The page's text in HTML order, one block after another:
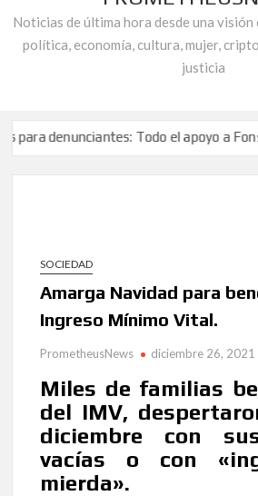
Noticias de última hora desde una
política, economía, cultura, mujer,
justicia
Todo el apoyo a Fonsi Loaiza
La asociación «Alianza Contra la
SOCIEDAD
Amarga Navidad para
Ingreso Mínimo Vital.
PrometheusNews diciembre 26, 2021
Miles de familias
del IMV,
diciembre con
vacías o con
mierda».